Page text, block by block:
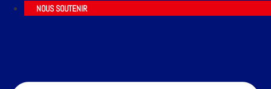
NOUS SOUTENIR